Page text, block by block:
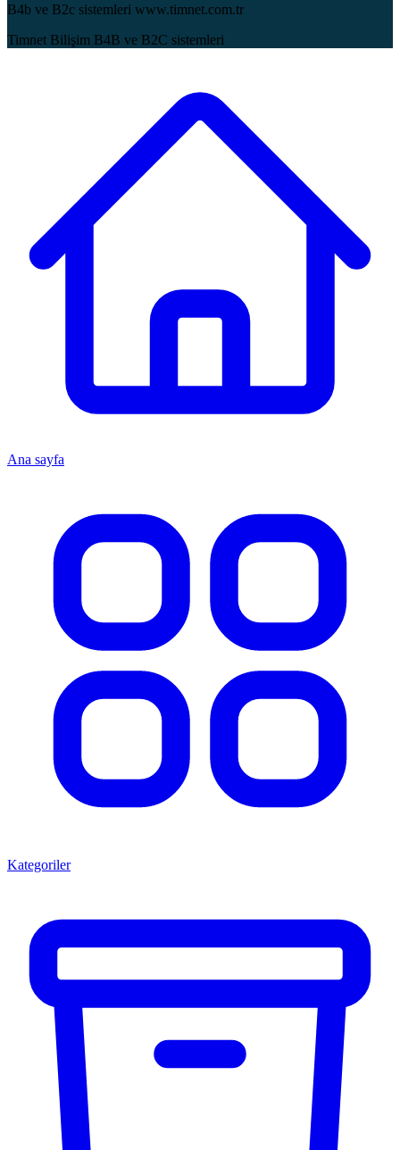
B4b ve B2c sistemleri www.timnet.com.tr
Timnet Bilişim B4B ve B2C sistemleri
Ana sayfa
Kategoriler